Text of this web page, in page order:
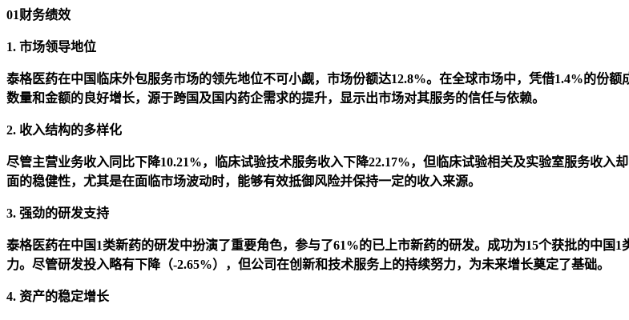
01财务绩效
1. 市场领导地位
泰格医药在中国临床外包服务市场的领先地位不可小觑，市场份额达12.8%。在全球市场中，凭借1.4%的份
数量和金额的良好增长，源于跨国及国内药企需求的提升，显示出市场对其服务的信任与依赖。
2. 收入结构的多样化
尽管主营业务收入同比下降10.21%，临床试验技术服务收入下降22.17%，但临床试验相关及实验室服务收入
面的稳健性，尤其是在面临市场波动时，能够有效抵御风险并保持一定的收入来源。
3. 强劲的研发支持
泰格医药在中国1类新药的研发中扮演了重要角色，参与了61%的已上市新药的研发。成功为15个获批的中国
力。尽管研发投入略有下降（-2.65%），但公司在创新和技术服务上的持续努力，为未来增长奠定了基础。
4. 资产的稳定增长